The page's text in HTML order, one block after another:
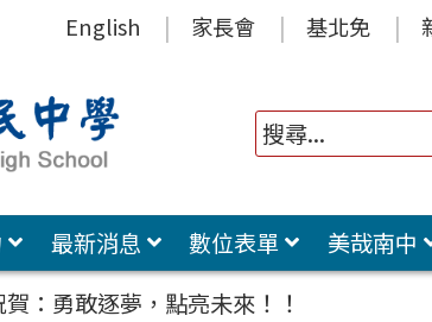
English 家長會 基北免
最新消息 數位表單 美哉南中
：勇敢逐夢，點亮未來！！